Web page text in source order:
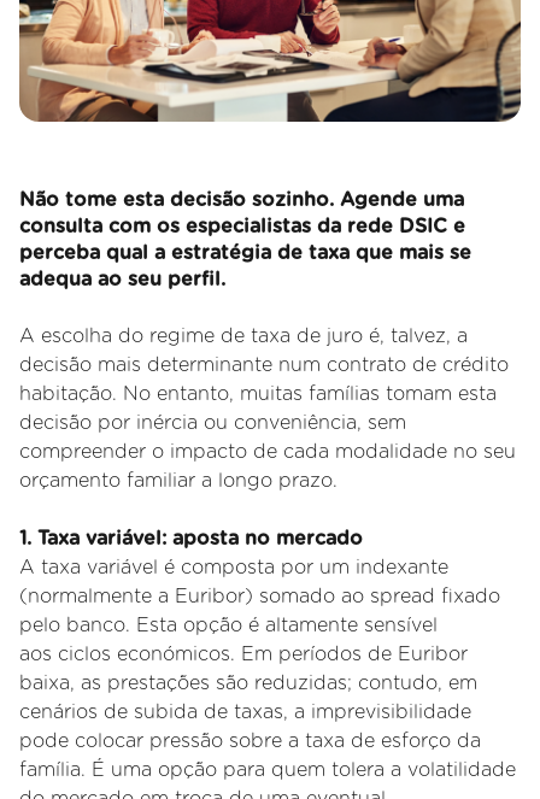
Não tome esta decisão sozinho. Agende uma
consulta com os especialistas da rede DSIC e
perceba qual a estratégia de taxa que mais se
adequa ao seu perfil.
A escolha do regime de taxa de juro é, talvez, a
decisão mais determinante num contrato de crédito
habitação. No entanto, muitas famílias tomam esta
decisão por inércia ou conveniência, sem
compreender o impacto de cada modalidade no seu
orçamento familiar a longo prazo.
1. Taxa variável: aposta no mercado
A taxa variável é composta por um indexante
(normalmente a Euribor) somado ao spread fixado
pelo banco. Esta opção é altamente sensível
aos ciclos económicos. Em períodos de Euribor
baixa, as prestações são reduzidas; contudo, em
cenários de subida de taxas, a imprevisibilidade
pode colocar pressão sobre a taxa de esforço da
família. É uma opção para quem tolera a volatilidade